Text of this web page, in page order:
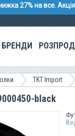
27% на все.
БРЕНДИ
TKT Import
black